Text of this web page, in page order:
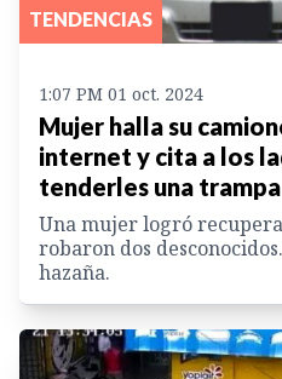
TENDENCIAS
1:07 PM 01 oct. 2024
Mujer halla su
internet y cita a los
tenderles una trampa
Una mujer logró
robaron dos
hazaña.